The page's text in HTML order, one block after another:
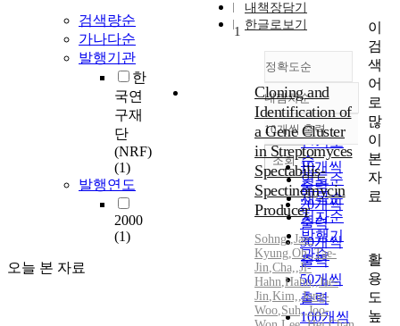
검색량순
가나다순
발행기관
한
국연
구재
단
(NRF)
(1)
발행연도
2000
(1)
오늘 본 자료
내책장담기
한글로보기
정확도순
정확도
순
인기도
순
연도순
제목순
저자순
발행기
관순
내림차순
내림차순
10개씩 출력
10개씩
출력
20개씩
출력
30개씩
출력
50개씩
출력
100개씩
조회
1
Cloning and
Identification of
a Gene Cluster
in Streptomyces
Spectabilis-
Spectinomycin
Producer
Sohng,,Jae-
Kyung,Oh,,Tae-
Jin,Cha,,Ji-
Hahn,Hahn,,Jae-
Jin,Kim,,Jong-
Woo,Suh,,Joo-
이
검
색
어
로
많
이
본
자
료
활
용
도
높